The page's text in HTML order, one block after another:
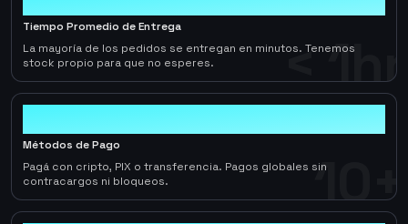
< 1hr
Tiempo Promedio de Entrega
La mayoría de los pedidos se entregan en minutos. Tenemos
stock propio para que no esperes.
10+
Métodos de Pago
Pagá con cripto, PIX o transferencia. Pagos globales sin
contracargos ni bloqueos.